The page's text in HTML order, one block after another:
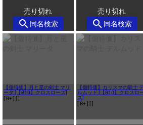
売り切れ
search 同名検索
売り切れ
search 同名検索
【傷特価】月と星の剣士 マリ
ータ [【B10】クロスローズ]
[ R+ ] [ ]
【傷特価】カリスマの騎士
ルムッド [【B10】クロスロ
ズ]
[ R+ ] [ ]